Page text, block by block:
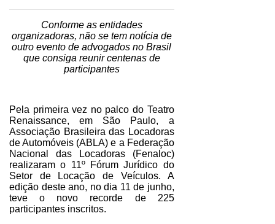
Conforme as entidades
organizadoras, não se tem notícia de
outro evento de advogados no Brasil
que consiga reunir centenas de
participantes
Pela primeira vez no palco do Teatro
Renaissance, em São Paulo, a
Associação Brasileira das Locadoras
de Automóveis (ABLA) e a Federação
Nacional das Locadoras (Fenaloc)
realizaram o 11º Fórum Jurídico do
Setor de Locação de Veículos. A
edição deste ano, no dia 11 de junho,
teve o novo recorde de 225
participantes inscritos.